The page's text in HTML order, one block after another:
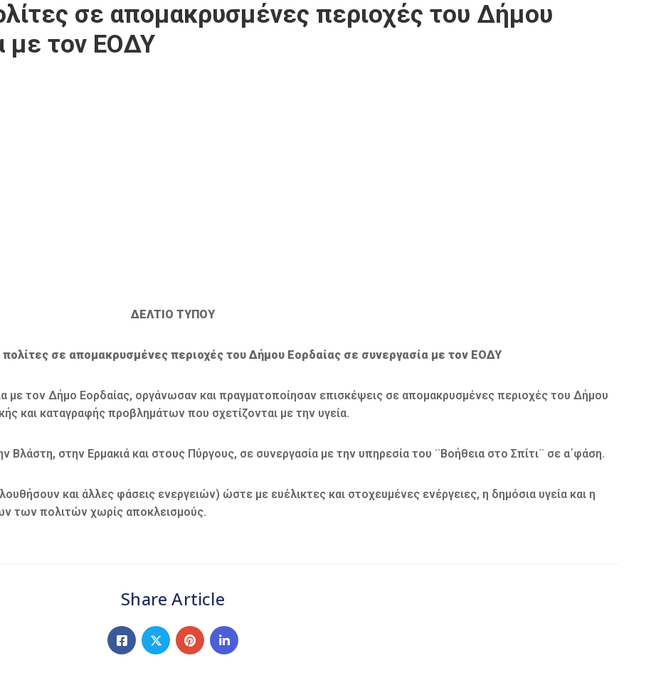
σε απομακρυσμένες περιοχές του Δήμου
με τον ΕΟΔΥ
ΔΕΛΤΙΟ ΤΥΠΟΥ
σε απομακρυσμένες περιοχές του Δήμου Εορδαίας σε συνεργασία με τον ΕΟΔΥ
με τον Δήμο Εορδαίας, οργάνωσαν και πραγματοποίησαν επισκέψεις σε απομακρυσμένες περιοχές του Δήμου
και καταγραφής προβλημάτων που σχετίζονται με την υγεία.
Βλάστη, στην Ερμακιά και στους Πύργους, σε συνεργασία με την υπηρεσία του ¨Βοήθεια στο Σπίτι¨ σε α΄φάση.
και άλλες φάσεις ενεργειών) ώστε με ευέλικτες και στοχευμένες ενέργειες, η δημόσια υγεία και η
των πολιτών χωρίς αποκλεισμούς.
Share Article